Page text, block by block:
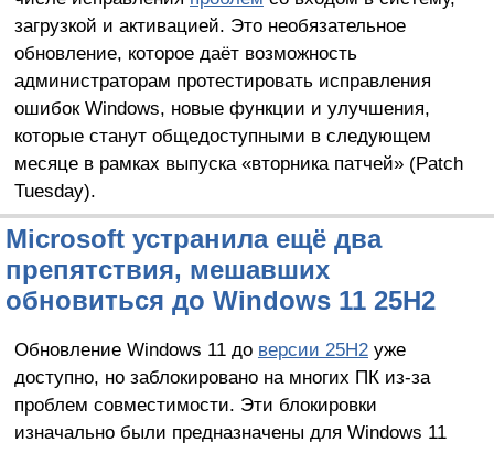
загрузкой и активацией. Это необязательное
обновление, которое даёт возможность
администраторам протестировать исправления
ошибок Windows, новые функции и улучшения,
которые станут общедоступными в следующем
месяце в рамках выпуска «вторника патчей» (Patch
Tuesday).
Microsoft устранила ещё два
препятствия, мешавших
обновиться до Windows 11 25H2
Обновление Windows 11 до версии 25H2уже
доступно, но заблокировано на многих ПК из-за
проблем совместимости. Эти блокировки
изначально были предназначены для Windows 11